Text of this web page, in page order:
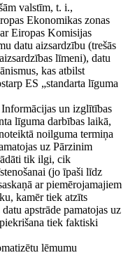
valstīm, t. i.,
Ekonomikas zonas
Eiropas Komisijas
datu aizsardzību (trešās
līmeni), datu
kas atbilst
ES „standarta līguma
un izglītības
līguma darbības laikā,
noilguma termiņa
uz Pārzinim
tik ilgi, cik
(jo īpaši līdz
ar piemērojamajiem
kamēr tiek atzīts
apstrāde pamatojas uz
tiek faktiski
lēmumu